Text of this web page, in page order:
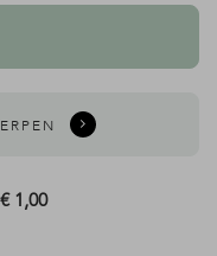
€ 1,00